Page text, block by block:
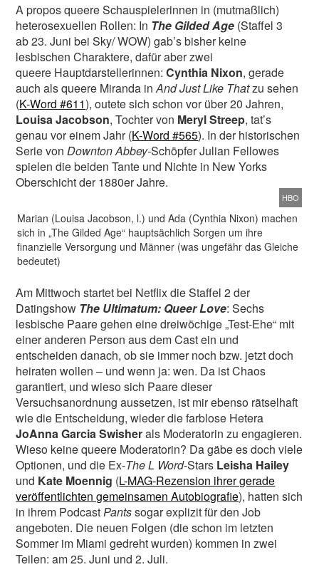
A propos queere Schauspielerinnen in (mutmaßlich)
heterosexuellen Rollen: In The Gilded Age (Staffel 3
ab 23. Juni bei Sky/ WOW) gab’s bisher keine
lesbischen Charaktere, dafür aber zwei
queere Hauptdarstellerinnen:Cynthia Nixon, gerade
auch als queere Miranda inAnd Just Like Thatzu sehen
(K-Word #611), outete sich schon vor über 20 Jahren,
Louisa Jacobson, Tochter von Meryl Streep, tat’s
genau vor einem Jahr (K-Word #565). In der historischen
Serie vonDownton Abbey-Schöpfer Julian Fellowes
spielen die beiden Tante und Nichte in New Yorks
Oberschicht der 1880er Jahre.
HBO
Marian (Louisa Jacobson, l.) und Ada (Cynthia Nixon) machen
sich in „The Gilded Age“ hauptsächlich Sorgen um ihre
finanzielle Versorgung und Männer (was ungefähr das Gleiche
bedeutet)
Am Mittwoch startet bei Netflix die Staffel 2 der
Datingshow The Ultimatum: Queer Love: Sechs
lesbische Paare gehen eine dreiwöchige „Test-Ehe“ mit
einer anderen Person aus dem Cast ein und
entscheiden danach, ob sie immer noch bzw. jetzt doch
heiraten wollen – und wenn ja: wen. Da ist Chaos
garantiert, und wieso sich Paare dieser
Versuchsanordnung aussetzen, ist mir ebenso rätselhaft
wie die Entscheidung, wieder die farblose Hetera
JoAnna Garcia Swisherals Moderatorin zu engagieren.
Wieso keine queere Moderatorin? Da gäbe es doch viele
Optionen, und die Ex-The L Word-Stars Leisha Hailey
und Kate Moennig (L-MAG-Rezension ihrer gerade
veröffentlichten gemeinsamen Autobiografie), hatten sich
in ihrem PodcastPantssogar explizit für den Job
angeboten. Die neuen Folgen (die schon im letzten
Sommer im Miami gedreht wurden) kommen in zwei
Teilen: am 25. Juni und 2. Juli.